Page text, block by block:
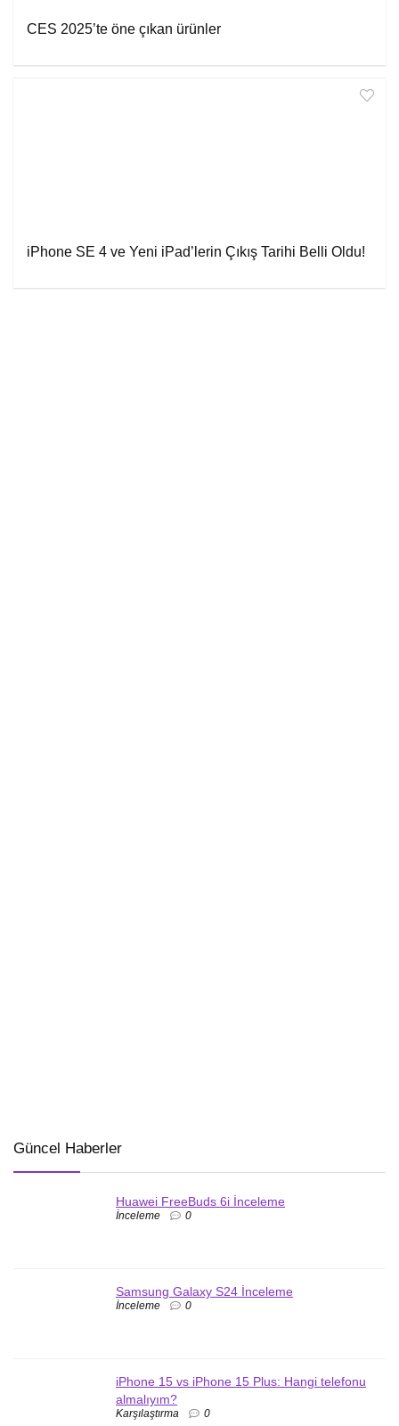
CES 2025’te öne çıkan ürünler
iPhone SE 4 ve Yeni iPad’lerin Çıkış Tarihi Belli Oldu!
Güncel Haberler
Huawei FreeBuds 6i İnceleme
İnceleme 0
Samsung Galaxy S24 İnceleme
İnceleme 0
iPhone 15 vs iPhone 15 Plus: Hangi telefonu
almalıyım?
Karşılaştırma 0